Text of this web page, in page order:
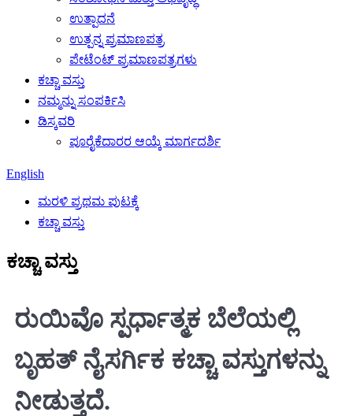
ಉತ್ಪಾದನೆ
ಉತ್ಪನ್ನ ಪ್ರಮಾಣಪತ್ರ
ಪೇಟೆಂಟ್ ಪ್ರಮಾಣಪತ್ರಗಳು
ಕಚ್ಚಾ ವಸ್ತು
ನಮ್ಮನ್ನು ಸಂಪರ್ಕಿಸಿ
ಡಿಸ್ಕವರಿ
ಪೂರೈಕೆದಾರರ ಆಯ್ಕೆ ಮಾರ್ಗದರ್ಶಿ
English
ಮರಳಿ ಪ್ರಥಮ ಪುಟಕ್ಕೆ
ಕಚ್ಚಾ ವಸ್ತು
ಕಚ್ಚಾ ವಸ್ತು
ರುಯಿವೊ ಸ್ಪರ್ಧಾತ್ಮಕ ಬೆಲೆಯಲ್ಲಿ
ಬೃಹತ್ ನೈಸರ್ಗಿಕ ಕಚ್ಚಾ ವಸ್ತುಗಳನ್ನು
ನೀಡುತ್ತದೆ.